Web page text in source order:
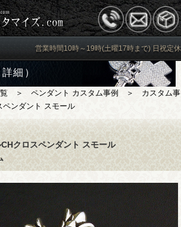
営業時間10時～19時(土曜17時まで) 日祝定休
細）
＞ ペンダント カスタム事例
＞ カスタム事
ンダント スモール
クロスペンダント スモール